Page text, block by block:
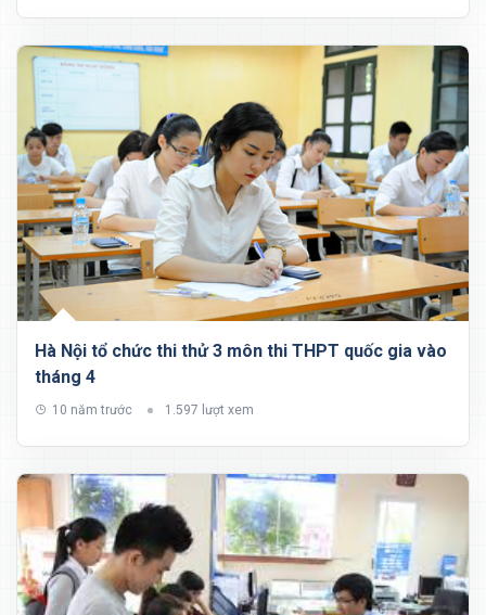
Hà Nội tổ chức thi thử 3 môn thi THPT quốc gia vào
tháng 4
10 năm trước 1.597 lượt xem